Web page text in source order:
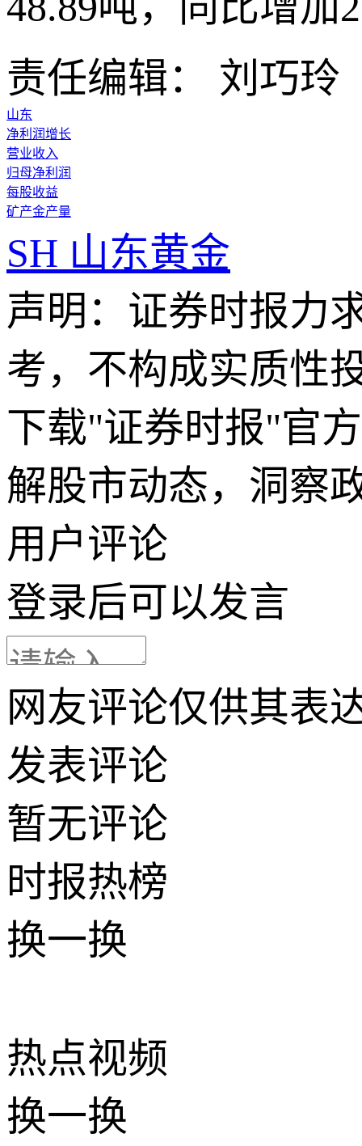
责任编辑： 刘巧玲
山东
净利润增长
营业收入
归母净利润
每股收益
矿产金产量
SH 山东黄金
声明：证券时报力
考，不构成实质性
下载"证券时报"官
解股市动态，洞察
用户评论
登录后可以发言
网友评论仅供其表
发表评论
暂无评论
时报热榜
换一换
热点视频
换一换